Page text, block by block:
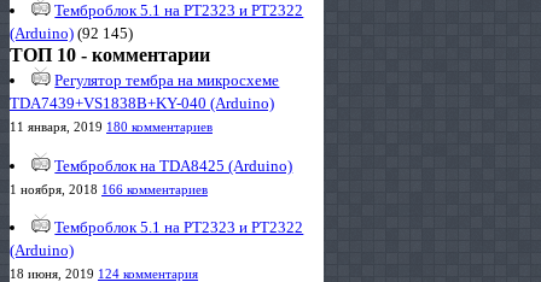
Темброблок 5.1 на PT2323 и PT2322
(Arduino) (92 145)
ТОП 10 - комментарии
Регулятор тембра на микросхеме
TDA7439+VS1838B+KY-040 (Arduino)
11 января, 2019 180 комментариев
Темброблок на TDA8425 (Arduino)
1 ноября, 2018 166 комментариев
Темброблок 5.1 на PT2323 и PT2322
(Arduino)
18 июня, 2019 124 комментария